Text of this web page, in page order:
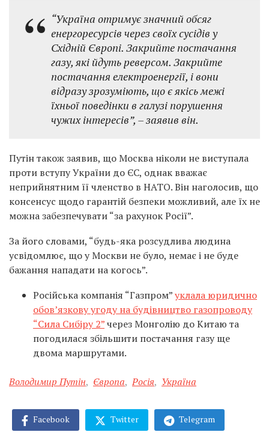
“Україна отримує значний обсяг
енергоресурсів через своїх сусідів у
Східній Європі. Закрийте постачання
газу, які йдуть реверсом. Закрийте
постачання електроенергії, і вони
відразу зрозуміють, що є якісь межі
їхньої поведінки в галузі порушення
чужих інтересів”, – заявив він.
Путін також заявив, що Москва ніколи не виступала
проти вступу України до ЄС, однак вважає
неприйнятним її членство в НАТО. Він наголосив, що
консенсус щодо гарантій безпеки можливий, але їх не
можна забезпечувати “за рахунок Росії”.
За його словами, “будь-яка розсудлива людина
усвідомлює, що у Москви не було, немає і не буде
бажання нападати на когось”.
Російська компанія “Газпром”уклала юридично
обов’язкову угоду на будівництво газопроводу
“Сила Сибіру 2”через Монголію до Китаю та
погодилася збільшити постачання газу ще
двома маршрутами.
Володимир Путін, Європа, Росія, Україна
Facebook Twitter Telegram